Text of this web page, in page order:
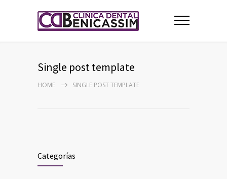
Single post template
HOME SINGLE POST TEMPLATE
Categorías